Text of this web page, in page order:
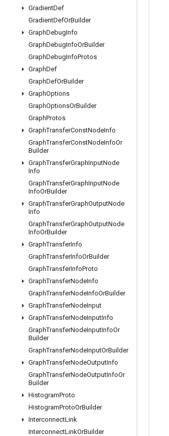
GradientDef
GradientDefOrBuilder
GraphDebugInfo
GraphDebugInfoOrBuilder
GraphDebugInfoProtos
GraphDef
GraphDefOrBuilder
GraphOptions
GraphOptionsOrBuilder
GraphProtos
GraphTransferConstNodeInfo
GraphTransferConstNodeInfoOr
Builder
GraphTransferGraphInputNode
Info
GraphTransferGraphInputNode
InfoOrBuilder
GraphTransferGraphOutputNode
Info
GraphTransferGraphOutputNode
InfoOrBuilder
GraphTransferInfo
GraphTransferInfoOrBuilder
GraphTransferInfoProto
GraphTransferNodeInfo
GraphTransferNodeInfoOrBuilder
GraphTransferNodeInput
GraphTransferNodeInputInfo
GraphTransferNodeInputInfoOr
Builder
GraphTransferNodeInputOrBuilder
GraphTransferNodeOutputInfo
GraphTransferNodeOutputInfoOr
Builder
HistogramProto
HistogramProtoOrBuilder
InterconnectLink
InterconnectLinkOrBuilder